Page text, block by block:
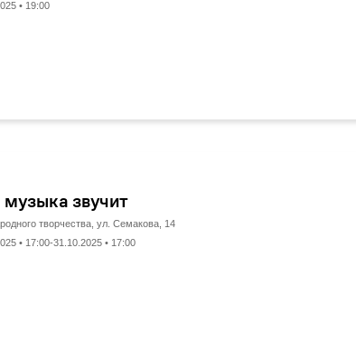
• 19:00
музыка звучит
творчества, ул. Семакова, 14
• 17:00-31.10.2025 • 17:00